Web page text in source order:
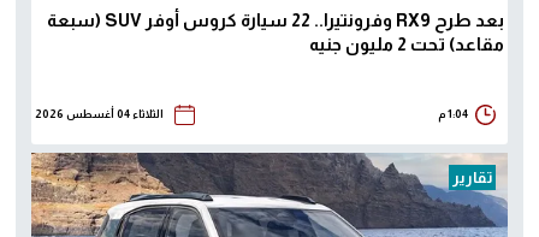
بعد طرح RX9 وفرونتيرا.. 22 سيارة كروس أوفر SUV (سبعة
مقاعد) تحت 2 مليون جنيه
1:04 م الثلاثاء 04 أغسطس 2026
تقارير